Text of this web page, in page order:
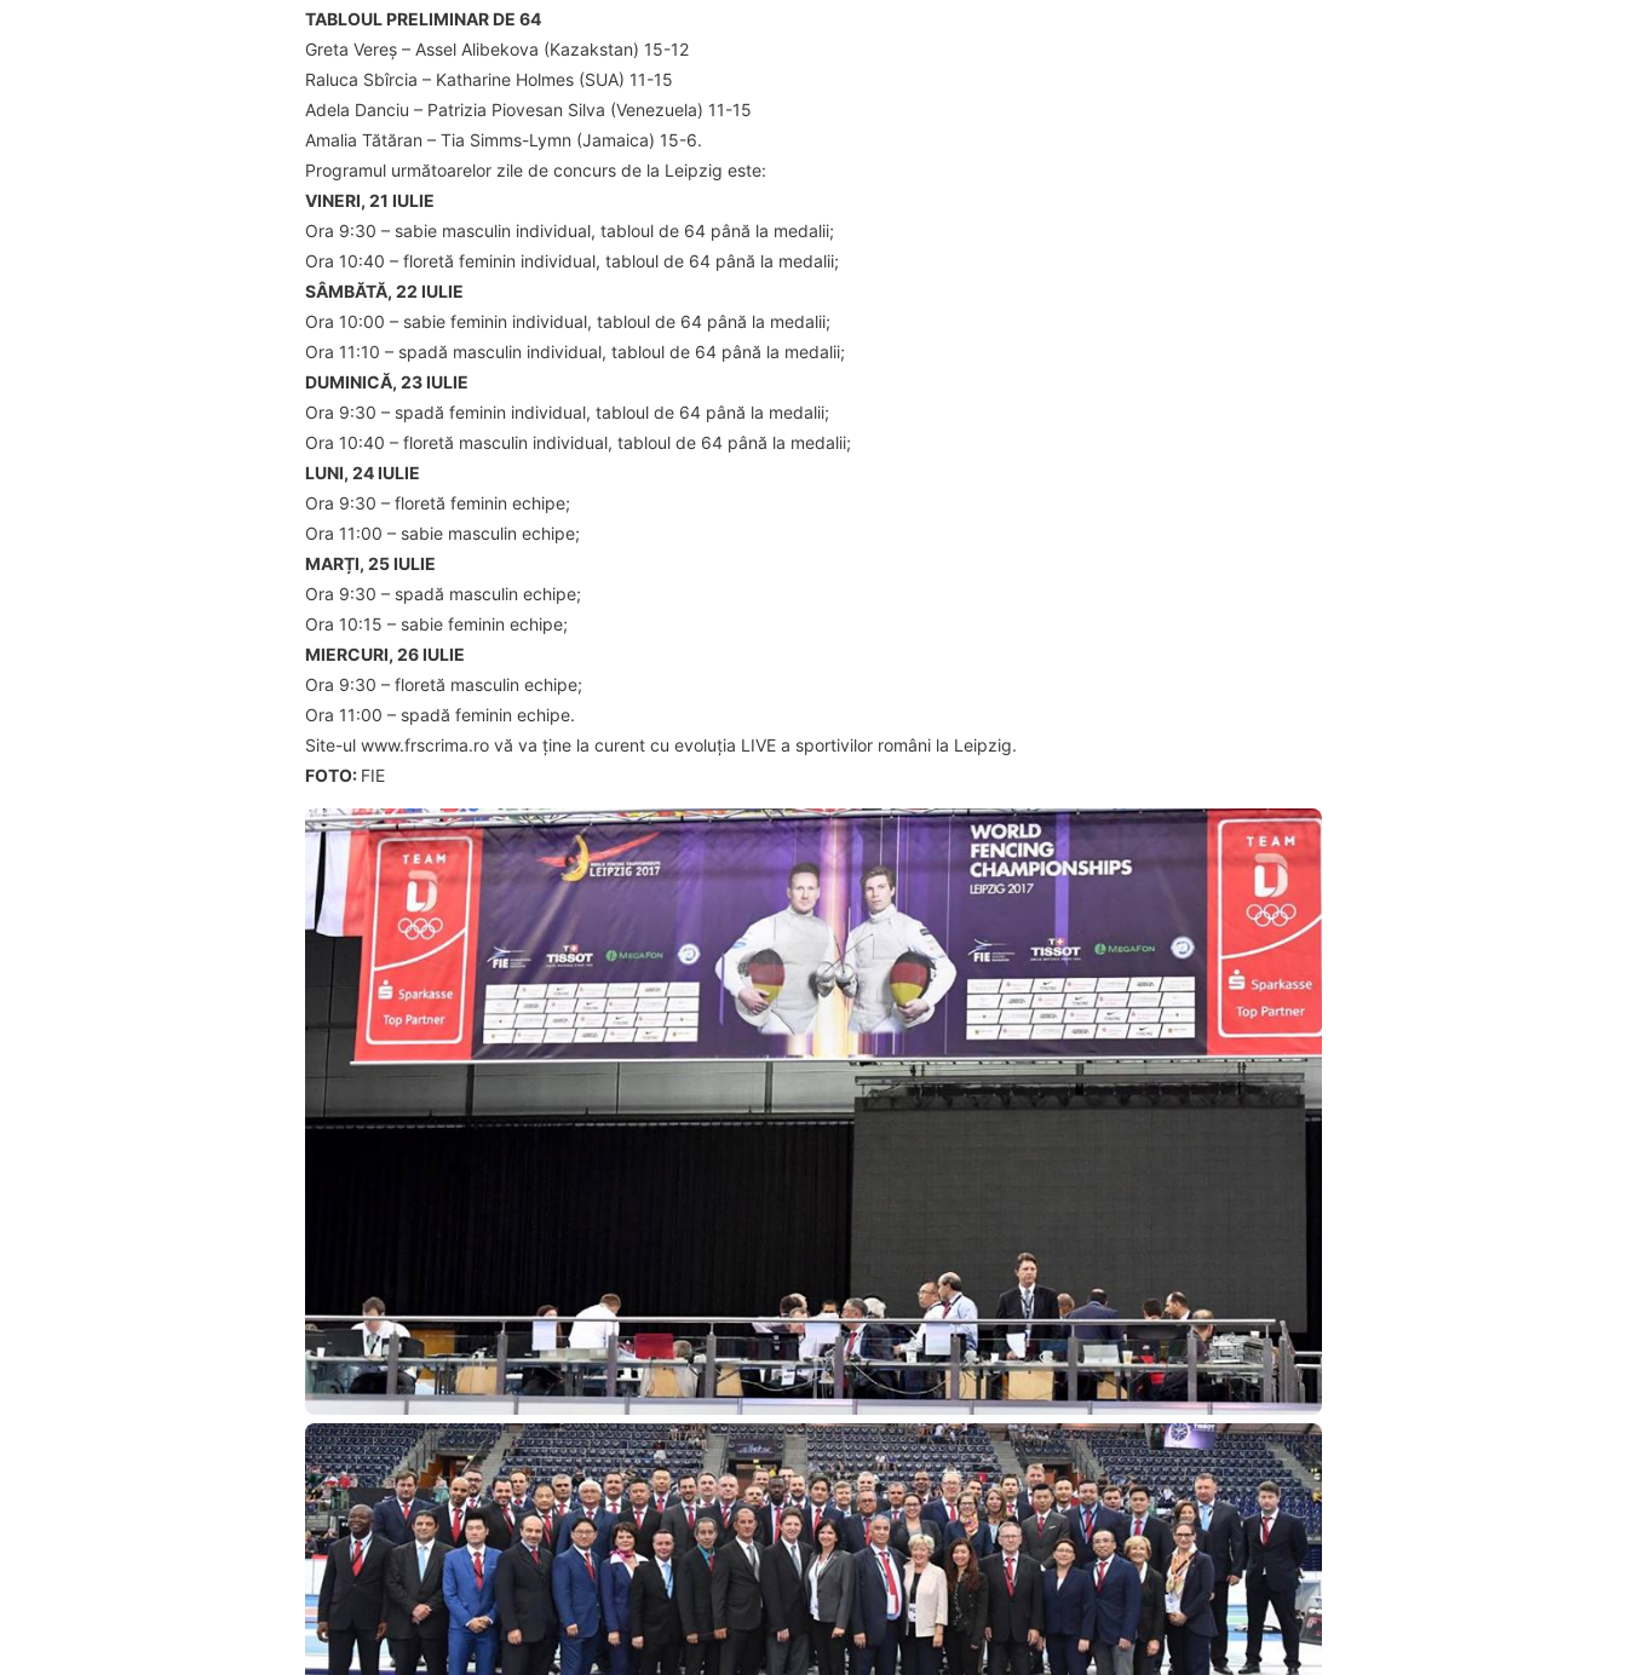
TABLOUL PRELIMINAR DE 64
Greta Vereș – Assel Alibekova (Kazakstan) 15-12
Raluca Sbîrcia – Katharine Holmes (SUA) 11-15
Adela Danciu – Patrizia Piovesan Silva (Venezuela) 11-15
Amalia Tătăran – Tia Simms-Lymn (Jamaica) 15-6.
Programul următoarelor zile de concurs de la Leipzig este:
VINERI, 21 IULIE
Ora 9:30 – sabie masculin individual, tabloul de 64 până la medalii;
Ora 10:40 – floretă feminin individual, tabloul de 64 până la medalii;
SÂMBĂTĂ, 22 IULIE
Ora 10:00 – sabie feminin individual, tabloul de 64 până la medalii;
Ora 11:10 – spadă masculin individual, tabloul de 64 până la medalii;
DUMINICĂ, 23 IULIE
Ora 9:30 – spadă feminin individual, tabloul de 64 până la medalii;
Ora 10:40 – floretă masculin individual, tabloul de 64 până la medalii;
LUNI, 24 IULIE
Ora 9:30 – floretă feminin echipe;
Ora 11:00 – sabie masculin echipe;
MARȚI, 25 IULIE
Ora 9:30 – spadă masculin echipe;
Ora 10:15 – sabie feminin echipe;
MIERCURI, 26 IULIE
Ora 9:30 – floretă masculin echipe;
Ora 11:00 – spadă feminin echipe.
Site-ul www.frscrima.ro vă va ține la curent cu evoluția LIVE a sportivilor români la Leipzig.
FOTO: FIE